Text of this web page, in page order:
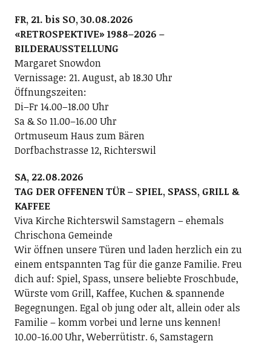
FR, 21. bis SO, 30.08.2026
«RETROSPEKTIVE» 1988–2026 –
BILDERAUSSTELLUNG
Margaret Snowdon
Vernissage: 21. August, ab 18.30 Uhr
Öffnungszeiten:
Di–Fr 14.00–18.00 Uhr
Sa & So 11.00–16.00 Uhr
Ortmuseum Haus zum Bären
Dorfbachstrasse 12, Richterswil
SA, 22.08.2026
TAG DER OFFENEN TÜR – SPIEL, SPASS, GRILL &
KAFFEE
Viva Kirche Richterswil Samstagern – ehemals
Chrischona Gemeinde
Wir öffnen unsere Türen und laden herzlich ein zu
einem entspannten Tag für die ganze Familie. Freu
dich auf: Spiel, Spass, unsere beliebte Froschbude,
Würste vom Grill, Kaffee, Kuchen & spannende
Begegnungen. Egal ob jung oder alt, allein oder als
Familie – komm vorbei und lerne uns kennen!
10.00-16.00 Uhr, Weberrütistr. 6, Samstagern